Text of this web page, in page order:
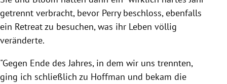
getrennt verbracht, bevor Perry beschloss, ebenfalls
ein Retreat zu besuchen, was ihr Leben völlig
veränderte.
"Gegen Ende des Jahres, in dem wir uns trennten,
ging ich schließlich zu Hoffman und bekam die